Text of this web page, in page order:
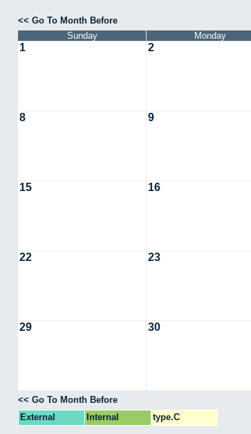
<< Go To Month Before
Sunday
Monday
1 2
8 9
15 16
22 23
29 30
<< Go To Month Before
External
Internal type.C